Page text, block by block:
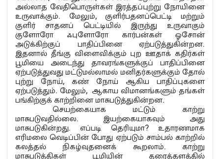
அல்லாத வேதிபொருள்கள் இரத்தப்புற்று நோயினை
உருவாக்கும். மேலும், குளிர்பதனப்பெட்டி மற்றும்
குளிர் சாதனப் பெட்டியில் இருந்து உருவாகும்
குளோரோ ஃபுளோரோ கார்பன்கள் ஓசோன்
அடுக்கிற்குப் பாதிப்பினை ஏற்படுத்துகின்றன.
இதனால் தீங்கு விளைவிக்கும் புற ஊதாக் கதிர்கள்
பூமியை அடைந்து தாவரங்களுக்குப் பாதிப்பினை
ஏற்படுத்துவது மட்டுமல்லாமல் மனிதர்களுக்கும் தோல்
புற்று நோய், கண் நோய் ஆகிய பாதிப்புகளை
ஏற்படுத்தும். மேலும், ஆகாய விமானங்களும் தங்கள்
பங்கிற்குக் காற்றினை மாசுபடுத்துகின்றன.
செயற்கையாக மட்டும் காற்று
மாசுபடுவதில்லை. இயற்கையாகவும் அது
மாசுபடுகின்றது. எப்படி தெரியுமா? உதாரணமாக
எரிமலை வெடிப்பின் போது ஏற்படும் சாம்பல் காற்றில்
கலத்தல் நிகழ்வுதனைக் கூறலாம். காற்று
மாசுபடுத்திகள் பூமியின் தரைத்தளத்தில்